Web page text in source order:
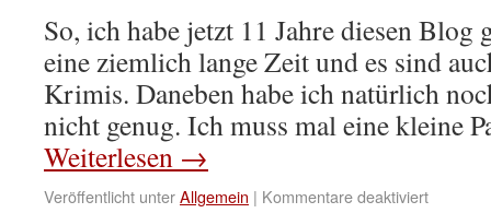
So, ich habe jetzt 11 Jahre diesen Blog
eine ziemlich lange Zeit und es sind
Krimis. Daneben habe ich natürlich
nicht genug. Ich muss mal eine kleine
Weiterlesen →
Veröffentlicht unterAllgemein | Kommentare deaktiviert